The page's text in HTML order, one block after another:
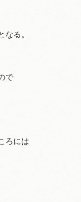
る。
で
ろには